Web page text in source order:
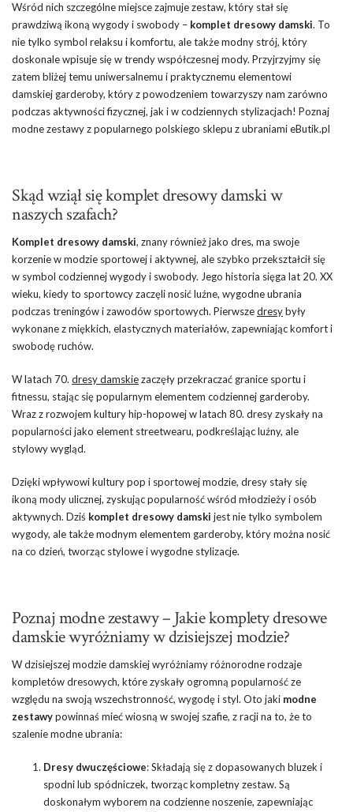
Wśród nich szczególne miejsce zajmuje zestaw, który stał się
prawdziwą ikoną wygody i swobody – komplet dresowy damski. To
nie tylko symbol relaksu i komfortu, ale także modny strój, który
doskonale wpisuje się w trendy współczesnej mody. Przyjrzyjmy się
zatem bliżej temu uniwersalnemu i praktycznemu elementowi
damskiej garderoby, który z powodzeniem towarzyszy nam zarówno
podczas aktywności fizycznej, jak i w codziennych stylizacjach! Poznaj
modne zestawy z popularnego polskiego sklepu z ubraniami eButik.pl
Skąd wziął się komplet dresowy damski w
naszych szafach?
Komplet dresowy damski, znany również jako dres, ma swoje
korzenie w modzie sportowej i aktywnej, ale szybko przekształcił się
w symbol codziennej wygody i swobody. Jego historia sięga lat 20. XX
wieku, kiedy to sportowcy zaczęli nosić luźne, wygodne ubrania
podczas treningów i zawodów sportowych. Pierwszedresybyły
wykonane z miękkich, elastycznych materiałów, zapewniając komfort i
swobodę ruchów.
W latach 70. dresy damskiezaczęły przekraczać granice sportu i
fitnessu, stając się popularnym elementem codziennej garderoby.
Wraz z rozwojem kultury hip-hopowej w latach 80. dresy zyskały na
popularności jako element streetwearu, podkreślając luźny, ale
stylowy wygląd.
Dzięki wpływowi kultury pop i sportowej modzie, dresy stały się
ikoną mody ulicznej, zyskując popularność wśród młodzieży i osób
aktywnych. Dziś komplet dresowy damski jest nie tylko symbolem
wygody, ale także modnym elementem garderoby, który można nosić
na co dzień, tworząc stylowe i wygodne stylizacje.
Poznaj modne zestawy – Jakie komplety dresowe
damskie wyróżniamy w dzisiejszej modzie?
W dzisiejszej modzie damskiej wyróżniamy różnorodne rodzaje
kompletów dresowych, które zyskały ogromną popularność ze
względu na swoją wszechstronność, wygodę i styl. Oto jaki modne
zestawypowinnaś mieć wiosną w swojej szafie, z racji na to, że to
szalenie modne ubrania:
Dresy dwuczęściowe: Składają się z dopasowanych bluzek i
spodni lub spódniczek, tworząc kompletny zestaw. Są
doskonałym wyborem na codzienne noszenie, zapewniając